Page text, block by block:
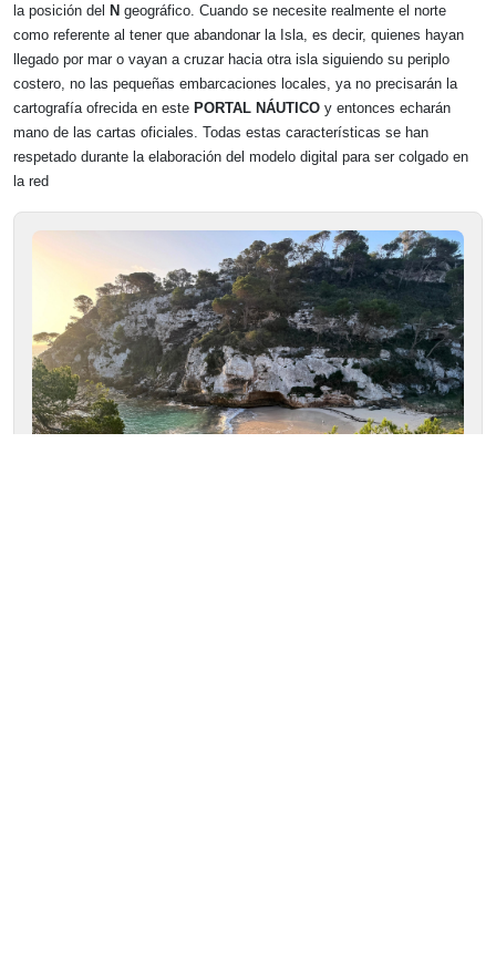
la posición del N geográfico. Cuando se necesite realmente el norte
como referente al tener que abandonar la Isla, es decir, quienes hayan
llegado por mar o vayan a cruzar hacia otra isla siguiendo su periplo
costero, no las pequeñas embarcaciones locales, ya no precisarán la
cartografía ofrecida en este PORTAL NÁUTICO y entonces echarán
mano de las cartas oficiales. Todas estas características se han
respetado durante la elaboración del modelo digital para ser colgado en
la red